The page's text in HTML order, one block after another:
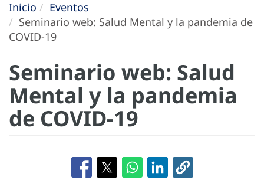
Inicio
Eventos
Seminario web: Salud Mental y la pandemia de
COVID-19
Seminario web: Salud
Mental y la pandemia
de COVID-19